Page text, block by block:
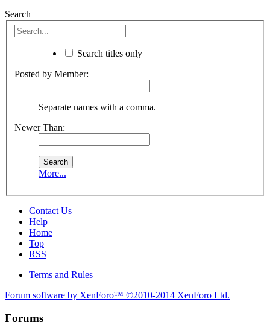
Search
Search titles only
Posted by Member:
Separate names with a comma.
Newer Than:
More...
Contact Us
Help
Home
Top
RSS
Terms and Rules
Forum software by XenForo™ ©2010-2014 XenForo Ltd.
Forums